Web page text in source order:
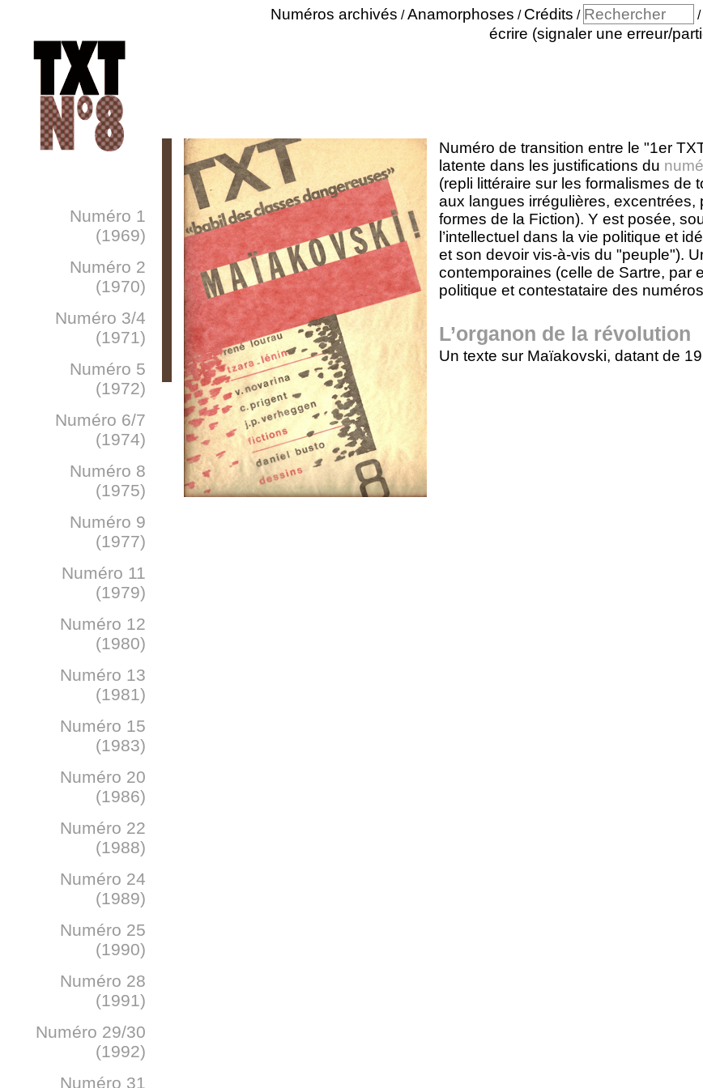
Numéro de transition entre le "1er
latente dans les justifications du
(repli littéraire sur les formalismes de
aux langues irrégulières,
formes de la Fiction). Y est posée,
l’intellectuel dans la vie politique et
et son devoir vis-à-vis du "peuple").
contemporaines (celle de Sartre, par
politique et contestataire des
L’organon de la révolution
Un texte sur Maïakovski, datant de
Numéro 1
(1969)
Numéro 2
(1970)
Numéro 3/4
(1971)
Numéro 5
(1972)
Numéro 6/7
(1974)
Numéro 8
(1975)
Numéro 9
(1977)
Numéro 11
(1979)
Numéro 12
(1980)
Numéro 13
(1981)
Numéro 15
(1983)
Numéro 20
(1986)
Numéro 22
(1988)
Numéro 24
(1989)
Numéro 25
(1990)
Numéro 28
(1991)
Numéro 29/30
(1992)
Numéro 31
Numéros archivés /Anamorphoses / Crédits / /
écrire (signaler une erreur/